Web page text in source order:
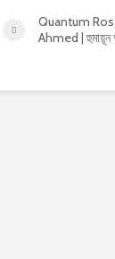
Quantum
Ahmed | হুমায়ূন